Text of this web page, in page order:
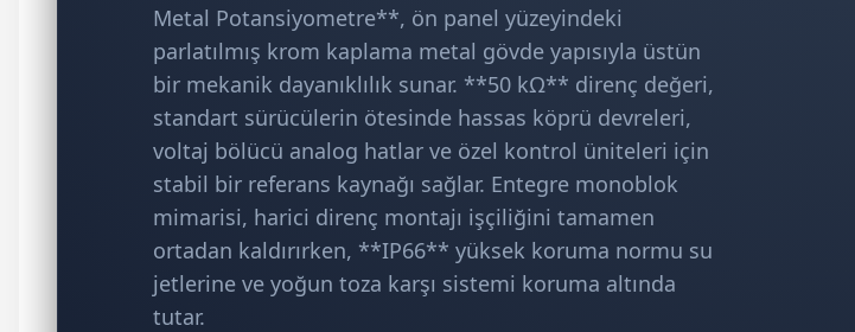
Metal Potansiyometre**, ön panel yüzeyindeki
parlatılmış krom kaplama metal gövde yapısıyla üstün
bir mekanik dayanıklılık sunar. **50 kΩ** direnç değeri,
standart sürücülerin ötesinde hassas köprü devreleri,
voltaj bölücü analog hatlar ve özel kontrol üniteleri için
stabil bir referans kaynağı sağlar. Entegre monoblok
mimarisi, harici direnç montajı işçiliğini tamamen
ortadan kaldırırken, **IP66** yüksek koruma normu su
jetlerine ve yoğun toza karşı sistemi koruma altında
tutar.